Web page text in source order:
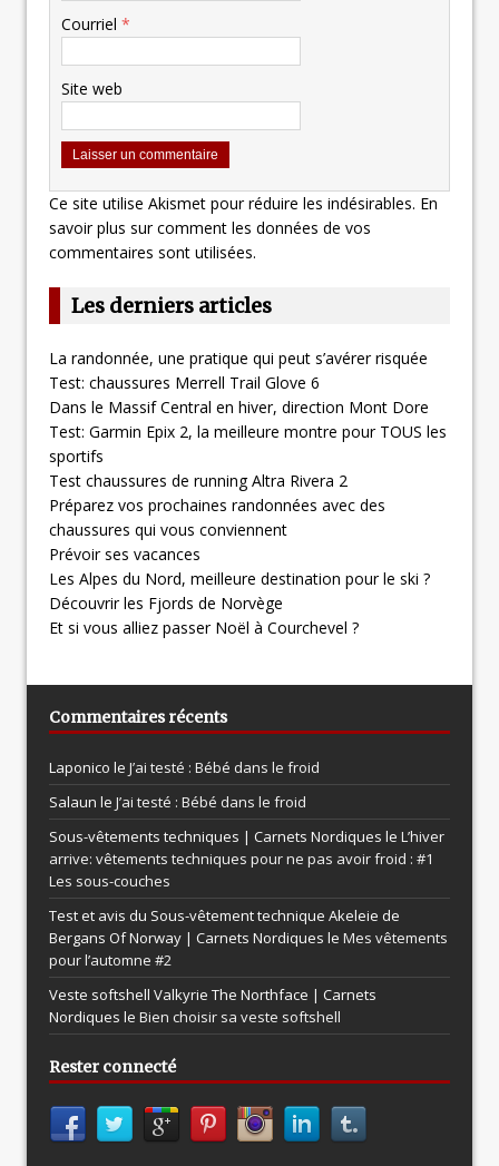
Courriel *
Site web
Ce site utilise Akismet pour réduire les indésirables. En
savoir plus sur comment les données de vos
commentaires sont utilisées.
Les derniers articles
La randonnée, une pratique qui peut s’avérer risquée
Test: chaussures Merrell Trail Glove 6
Dans le Massif Central en hiver, direction Mont Dore
Test: Garmin Epix 2, la meilleure montre pour TOUS les
sportifs
Test chaussures de running Altra Rivera 2
Préparez vos prochaines randonnées avec des
chaussures qui vous conviennent
Prévoir ses vacances
Les Alpes du Nord, meilleure destination pour le ski ?
Découvrir les Fjords de Norvège
Et si vous alliez passer Noël à Courchevel ?
Commentaires récents
Laponico le J’ai testé : Bébé dans le froid
Salaun le J’ai testé : Bébé dans le froid
Sous-vêtements techniques | Carnets Nordiques le L’hiver
arrive: vêtements techniques pour ne pas avoir froid : #1
Les sous-couches
Test et avis du Sous-vêtement technique Akeleie de
Bergans Of Norway | Carnets Nordiques le Mes vêtements
pour l’automne #2
Veste softshell Valkyrie The Northface | Carnets
Nordiques le Bien choisir sa veste softshell
Rester connecté